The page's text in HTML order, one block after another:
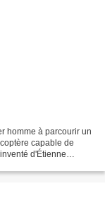
homme à parcourir un
capable de
d'Étienne